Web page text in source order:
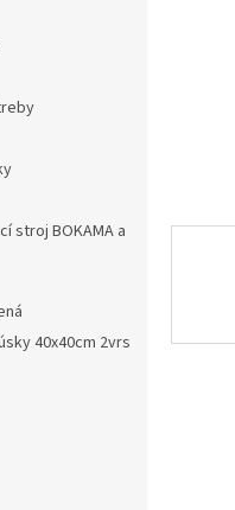
stroj BOKAMA a
40x40cm 2vrs